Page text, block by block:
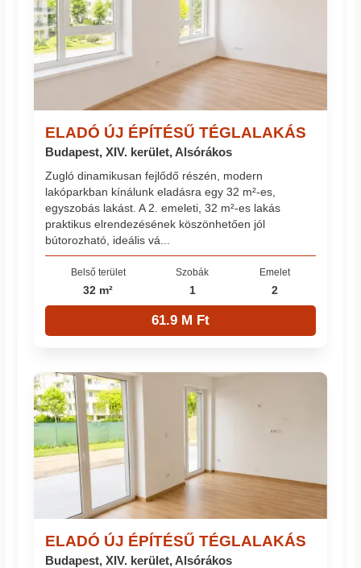
ELADÓ ÚJ ÉPÍTÉSŰ TÉGLALAKÁS
Budapest, XIV. kerület, Alsórákos
Zugló dinamikusan fejlődő részén, modern
lakóparkban kínálunk eladásra egy 32 m²-es,
egyszobás lakást. A 2. emeleti, 32 m²-es lakás
praktikus elrendezésének köszönhetően jól
bútorozható, ideális vá...
Belső terület
32 m²
Szobák
1
Emelet
2
61.9 M Ft
ELADÓ ÚJ ÉPÍTÉSŰ TÉGLALAKÁS
Budapest, XIV. kerület, Alsórákos